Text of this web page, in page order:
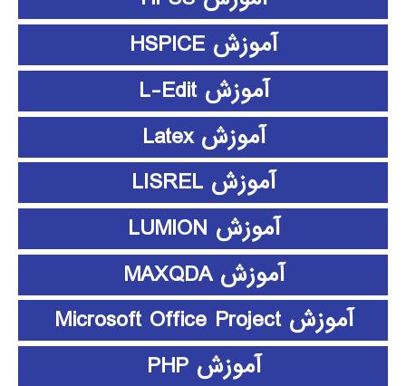
آموزش HSPICE
آموزش L-Edit
آموزش Latex
آموزش LISREL
آموزش LUMION
آموزش MAXQDA
آموزش Microsoft Office Project
آموزش PHP